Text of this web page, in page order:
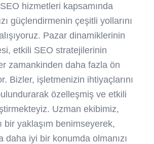
hizmetleri kapsamında
güçlendirmenin çeşitli yollarını
Pazar dinamiklerinin
etkili SEO stratejilerinin
zamankinden daha fazla ön
Bizler, işletmenizin ihtiyaçlarını
özelleşmiş ve etkili
Uzman ekibimiz,
bir yaklaşım benimseyerek,
daha iyi bir konumda olmanızı